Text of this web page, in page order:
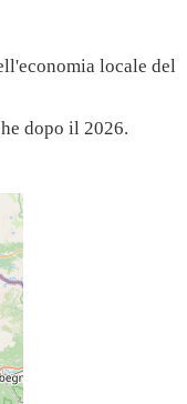
locale del
dopo il 2026.